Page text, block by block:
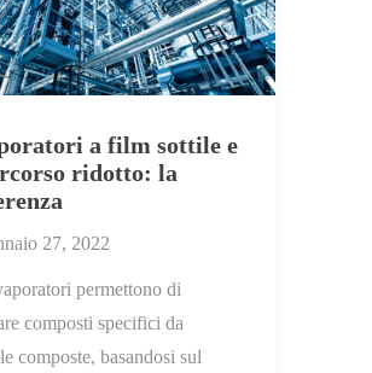
a film sottile e
ridotto: la
27, 2022
permettono di
composti specifici da
composte, basandosi sul